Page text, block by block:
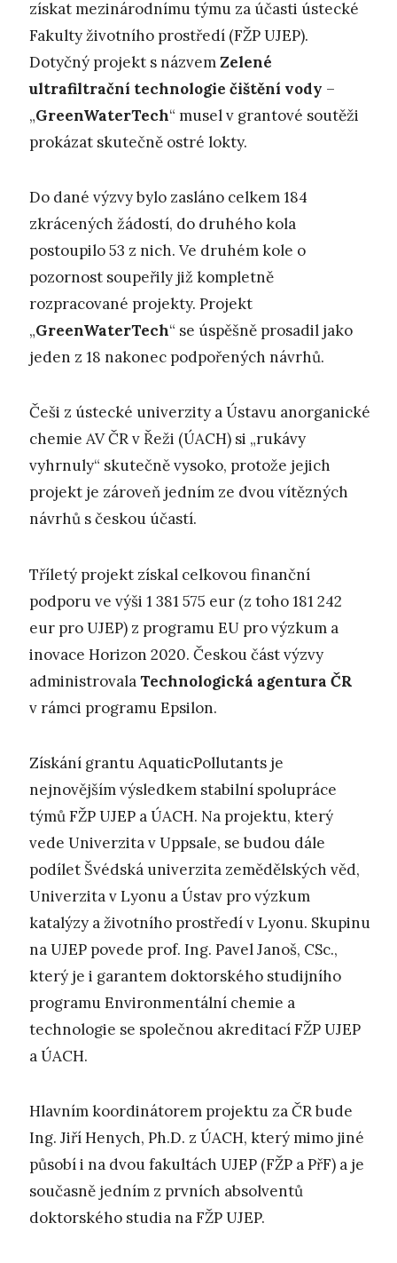
získat mezinárodnímu týmu za účasti ústecké
Fakulty životního prostředí (FŽP UJEP).
Dotyčný projekt s názvemZelené
ultrafiltrační technologie čištění vody –
„GreenWaterTech“ musel v grantové soutěži
prokázat skutečně ostré lokty.
Do dané výzvy bylo zasláno celkem 184
zkrácených žádostí, do druhého kola
postoupilo 53 z nich. Ve druhém kole o
pozornost soupeřily již kompletně
rozpracované projekty. Projekt
„GreenWaterTech“ se úspěšně prosadil jako
jeden z 18 nakonec podpořených návrhů.
Češi z ústecké univerzity a Ústavu anorganické
chemie AV ČR v Řeži (ÚACH) si „rukávy
vyhrnuly“ skutečně vysoko, protože jejich
projekt je zároveň jedním ze dvou vítězných
návrhů s českou účastí.
Tříletý projekt získal celkovou finanční
podporu ve výši 1 381 575 eur (z toho 181 242
eur pro UJEP) z programu EU pro výzkum a
inovace Horizon 2020. Českou část výzvy
administrovalaTechnologická agentura ČR
v rámci programu Epsilon.
Získání grantu AquaticPollutants je
nejnovějším výsledkem stabilní spolupráce
týmů FŽP UJEP a ÚACH. Na projektu, který
vede Univerzita v Uppsale, se budou dále
podílet Švédská univerzita zemědělských věd,
Univerzita v Lyonu a Ústav pro výzkum
katalýzy a životního prostředí v Lyonu. Skupinu
na UJEP povede prof. Ing. Pavel Janoš, CSc.,
který je i garantem doktorského studijního
programu Environmentální chemie a
technologie se společnou akreditací FŽP UJEP
a ÚACH.
Hlavním koordinátorem projektu za ČR bude
Ing. Jiří Henych, Ph.D. z ÚACH, který mimo jiné
působí i na dvou fakultách UJEP (FŽP a PřF) a je
současně jedním z prvních absolventů
doktorského studia na FŽP UJEP.